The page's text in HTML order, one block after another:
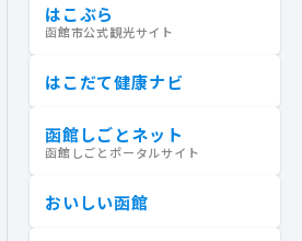
はこぶら
函館市公式観光サイト
はこだて健康ナビ
函館しごとネット
函館しごとポータルサイト
おいしい函館